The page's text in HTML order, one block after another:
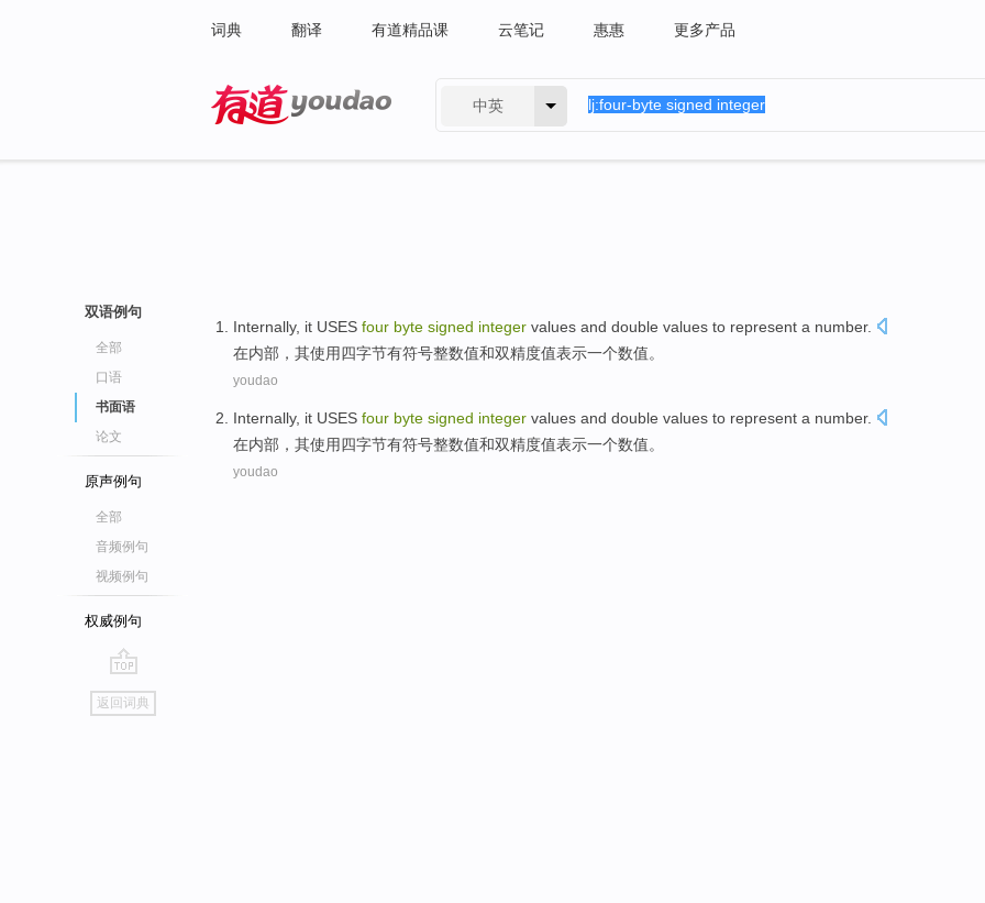
词典 翻译 有道精品课 云笔记 惠惠 更多产品
中英
双语例句
全部
口语
书面语
论文
原声例句
全部
音频例句
视频例句
权威例句
go
top
返回词典
Internally, it USES four byte signed integer values and double values to represent a number.
在内部 ， 其使用四字节有符号整数值和双精度值表示一个数值。
youdao
Internally, it USES four byte signed integer values and double values to represent a number.
在内部 ， 其使用四字节有符号整数值和双精度值表示一个数值。
youdao